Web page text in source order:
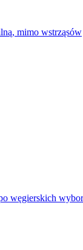
mimo wstrząsów
węgierskich